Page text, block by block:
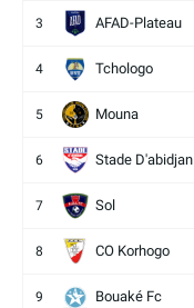
3 AFAD-Plateau
4 Tchologo
5 Mouna
6 Stade D'abidjan
7 Sol
8 CO Korhogo
9 Bouaké Fc